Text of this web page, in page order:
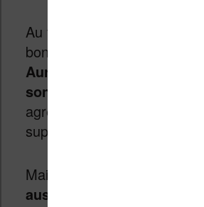
Au final, les deux objets sont
bonnes liseuses.
Je
Aura H2O a clairement
son grand écran
agréable de lire sur un
supérieur à 6 pouces.
Mais,
la Kobo Aura H2O
aussi plus chère que la